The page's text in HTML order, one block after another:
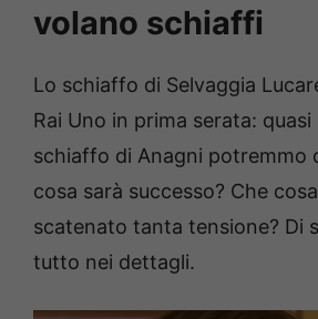
volano schiaffi
Lo schiaffo di Selvaggia
Rai Uno in prima serata:
schiaffo di Anagni potremmo
cosa sarà successo? Che
scatenato tanta tensione? Di
tutto nei dettagli.